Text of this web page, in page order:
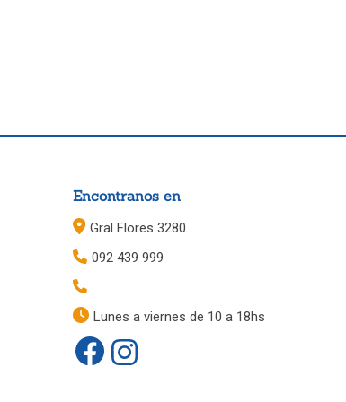
Encontranos en
Gral Flores 3280
092 439 999
Lunes a viernes de 10 a 18hs